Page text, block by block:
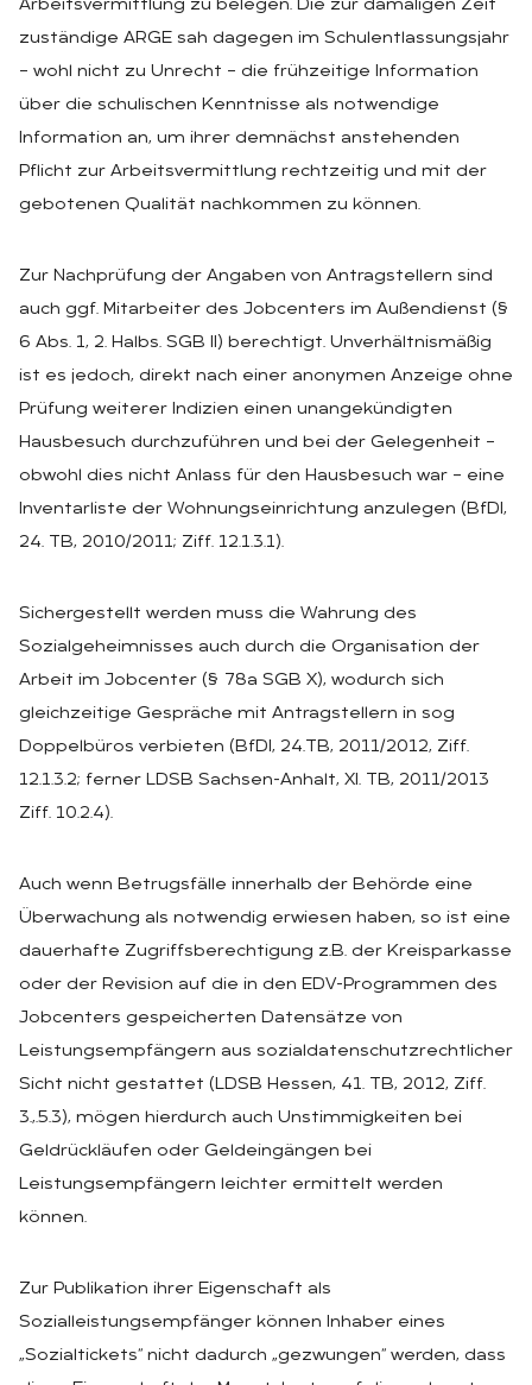
Arbeitsvermittlung zu belegen. Die zur damaligen Zeit
zuständige ARGE sah dagegen im Schulentlassungsjahr
– wohl nicht zu Unrecht – die frühzeitige Information
über die schulischen Kenntnisse als notwendige
Information an, um ihrer demnächst anstehenden
Pflicht zur Arbeitsvermittlung rechtzeitig und mit der
gebotenen Qualität nachkommen zu können.
Zur Nachprüfung der Angaben von Antragstellern sind
auch ggf. Mitarbeiter des Jobcenters im Außendienst (§
6 Abs. 1, 2. Halbs. SGB II) berechtigt. Unverhältnismäßig
ist es jedoch, direkt nach einer anonymen Anzeige ohne
Prüfung weiterer Indizien einen unangekündigten
Hausbesuch durchzuführen und bei der Gelegenheit –
obwohl dies nicht Anlass für den Hausbesuch war – eine
Inventarliste der Wohnungseinrichtung anzulegen (BfDI,
24. TB, 2010/2011; Ziff. 12.1.3.1).
Sichergestellt werden muss die Wahrung des
Sozialgeheimnisses auch durch die Organisation der
Arbeit im Jobcenter (§ 78a SGB X), wodurch sich
gleichzeitige Gespräche mit Antragstellern in sog
Doppelbüros verbieten (BfDI, 24.TB, 2011/2012, Ziff.
12.1.3.2; ferner LDSB Sachsen-Anhalt, XI. TB, 2011/2013
Ziff. 10.2.4).
Auch wenn Betrugsfälle innerhalb der Behörde eine
Überwachung als notwendig erwiesen haben, so ist eine
dauerhafte Zugriffsberechtigung z.B. der Kreisparkasse
oder der Revision auf die in den EDV-Programmen des
Jobcenters gespeicherten Datensätze von
Leistungsempfängern aus sozialdatenschutzrechtlicher
Sicht nicht gestattet (LDSB Hessen, 41. TB, 2012, Ziff.
3.,.5.3), mögen hierdurch auch Unstimmigkeiten bei
Geldrückläufen oder Geldeingängen bei
Leistungsempfängern leichter ermittelt werden
können.
Zur Publikation ihrer Eigenschaft als
Sozialleistungsempfänger können Inhaber eines
„Sozialtickets“ nicht dadurch „gezwungen“ werden, dass